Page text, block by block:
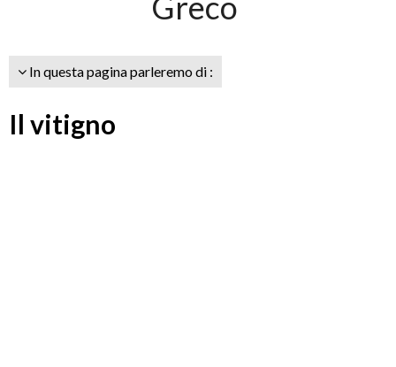
In questa pagina parleremo di :
Il vitigno